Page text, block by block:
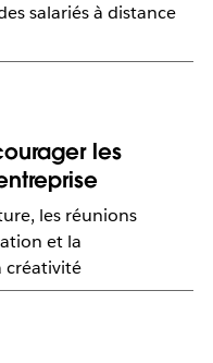
salariés à distance
les
les réunions
et la
créativité